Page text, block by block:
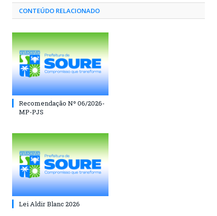
CONTEÚDO RELACIONADO
Recomendação Nº 06/2026-
MP-PJS
Lei Aldir Blanc 2026